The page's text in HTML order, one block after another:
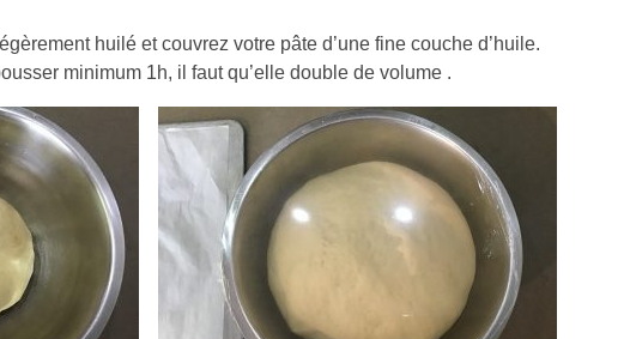
huilé et couvrez votre pâte d’une fine couche d’huile.
minimum 1h, il faut qu’elle double de volume .